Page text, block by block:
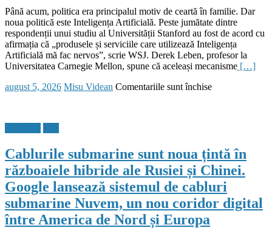
Până acum, politica era principalul motiv de ceartă în familie. Dar
noua politică este Inteligența Artificială. Peste jumătate dintre
respondenții unui studiu al Universității Stanford au fost de acord cu
afirmația că „produsele și serviciile care utilizează Inteligența
Artificială mă fac nervos”, scrie WSJ. Derek Leben, profesor la
Universitatea Carnegie Mellon, spune că aceleași mecanisme […]
Posted
august 5, 2026 Author
Misu Videan Comentariile sunt închisepentru
de
ceartă
între
colegi
și
în
Cablurile submarine sunt noua țintă în
războaiele hibride ale Rusiei și Chinei.
Google lansează sistemul de cabluri
submarine Nuvem, un nou coridor digital
între America de Nord și Europa